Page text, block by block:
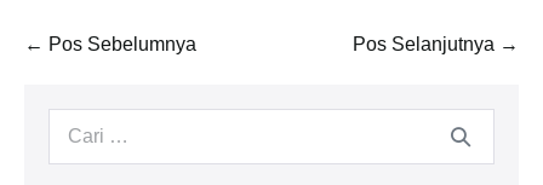
Navigasi
← Pos Sebelumnya Pos Selanjutnya →
Pencarian